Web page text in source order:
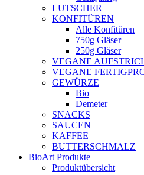
LUTSCHER
KONFITÜREN
Alle Konfitüren
750g Gläser
250g Gläser
VEGANE
VEGANE
GEWÜRZE
Bio
Demeter
SNACKS
SAUCEN
KAFFEE
BUTTERSCHMALZ
BioArt Produkte
Produktübersicht